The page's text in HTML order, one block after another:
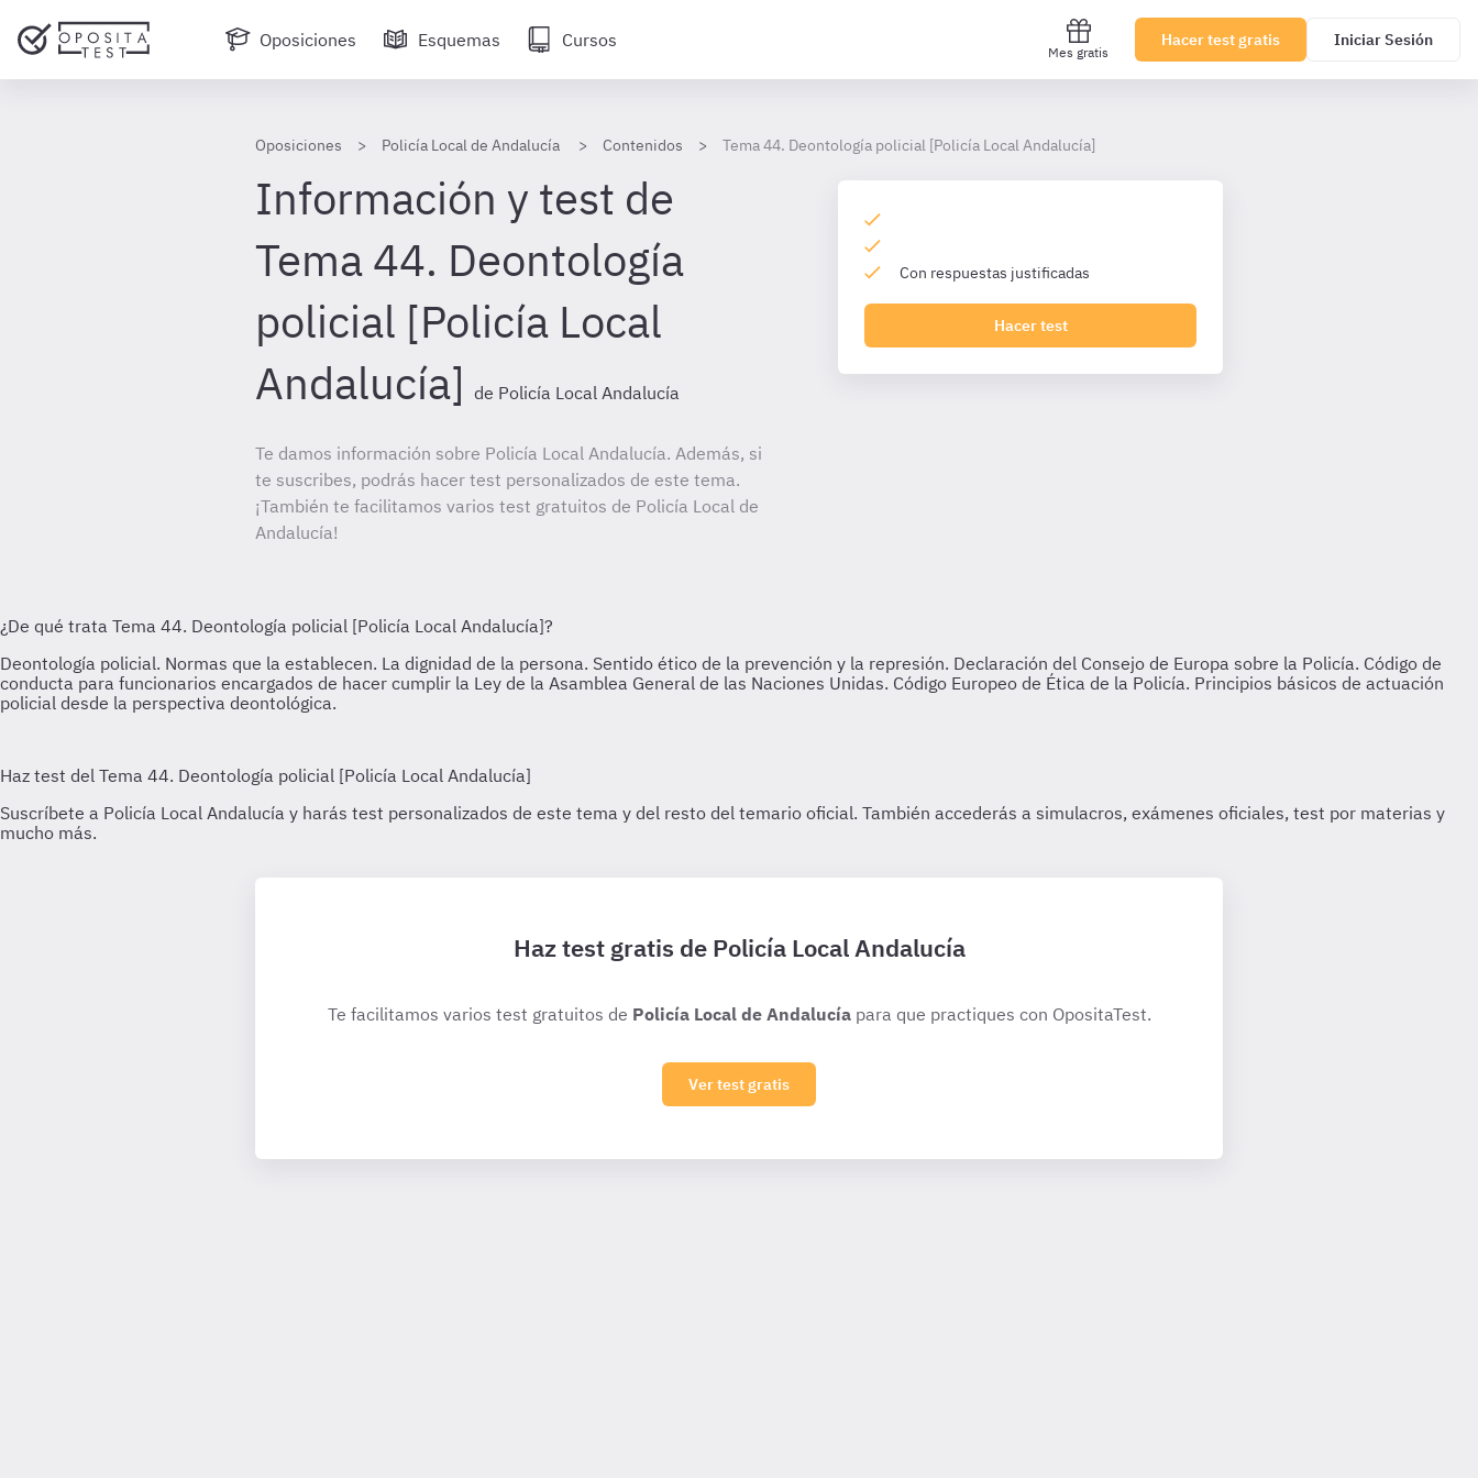
Oposiciones Esquemas Cursos
Mes gratis
Hacer test gratis Iniciar Sesión
Oposiciones Policía Local de Andalucía Contenidos Tema 44. Deontología policial [Policía Local Andalucía]
Información y test de
Tema 44. Deontología
policial [Policía Local
Andalucía] de Policía Local Andalucía
Te damos información sobre Policía Local Andalucía. Además, si
te suscribes, podrás hacer test personalizados de este tema.
¡También te facilitamos varios test gratuitos de Policía Local de
Andalucía!
Con respuestas justificadas
Hacer test
Haz test gratis de Policía Local Andalucía
Te facilitamos varios test gratuitos de Policía Local de Andalucíapara que practiques con OpositaTest.
Ver test gratis